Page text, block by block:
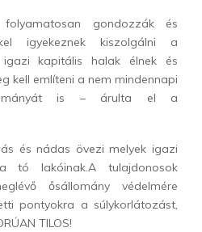
gondozzák és
igyekeznek kiszolgálni a
kapitális halak élnek és
kell említeni a nem mindennapi
is – árulta el a
és nádas övezi melyek igazi
tó lakóinak.A tulajdonosok
ősállomány védelmére
pontyokra a súlykorlátozást,
TILOS!